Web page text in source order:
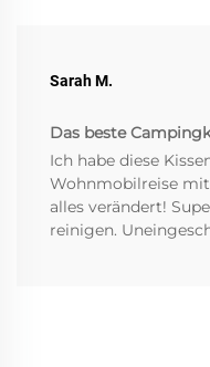
Sarah M.
Das beste
Ich habe diese
Wohnmobilreise
alles verändert!
reinigen.